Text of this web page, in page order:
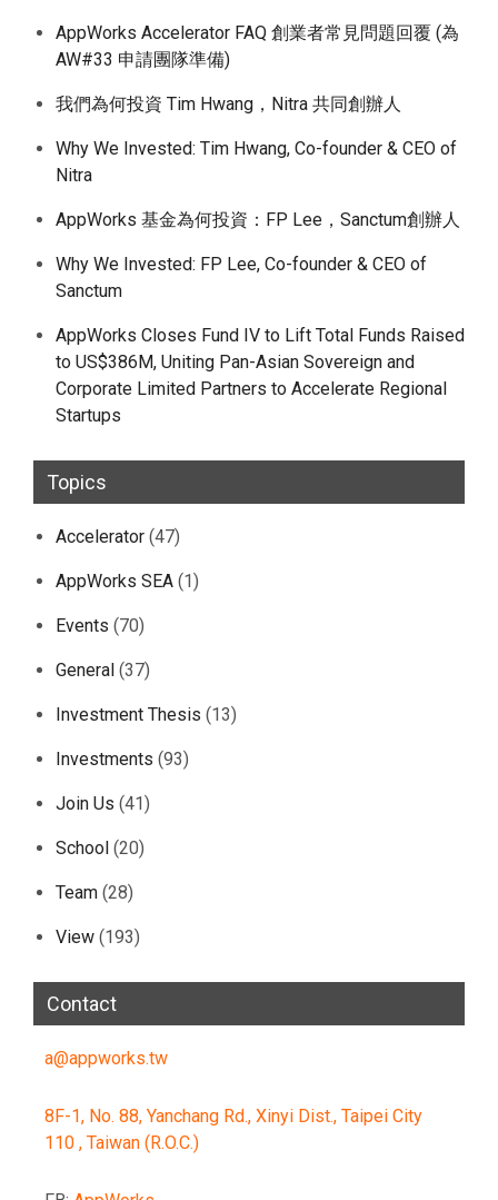
AppWorks Accelerator FAQ 創業者常見問題回覆 (為
AW#33 申請團隊準備)
我們為何投資 Tim Hwang，Nitra 共同創辦人
Why We Invested: Tim Hwang, Co-founder & CEO of
Nitra
AppWorks 基金為何投資：FP Lee，Sanctum創辦人
Why We Invested: FP Lee, Co-founder & CEO of
Sanctum
AppWorks Closes Fund IV to Lift Total Funds Raised
to US$386M, Uniting Pan-Asian Sovereign and
Corporate Limited Partners to Accelerate Regional
Startups
Topics
Accelerator (47)
AppWorks SEA (1)
Events (70)
General (37)
Investment Thesis (13)
Investments (93)
Join Us (41)
School (20)
Team (28)
View (193)
Contact
a@appworks.tw
8F-1, No. 88, Yanchang Rd., Xinyi Dist., Taipei City
110 , Taiwan (R.O.C.)